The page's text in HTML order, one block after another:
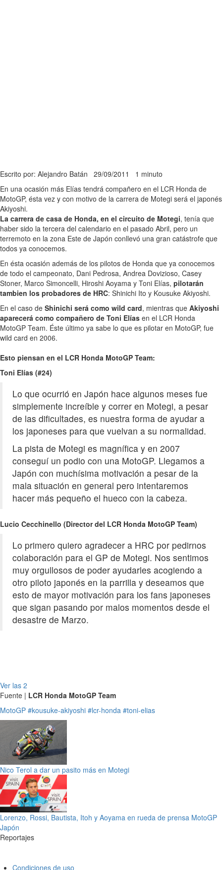
Escrito por: Alejandro Batán 29/09/2011 1 minuto
En una ocasión más Elías tendrá compañero en el LCR Honda de
MotoGP, ésta vez y con motivo de la carrera de Motegi será el japonés
Akiyoshi.
La carrera de casa de Honda, en el circuito de Motegi, tenía que
haber sido la tercera del calendario en el pasado Abril, pero un
terremoto en la zona Este de Japón conllevó una gran catástrofe que
todos ya conocemos.
En ésta ocasión además de los pilotos de Honda que ya conocemos
de todo el campeonato, Dani Pedrosa, Andrea Dovizioso, Casey
Stoner, Marco Simoncelli, Hiroshi Aoyama y Toni Elías, pilotarán
tambien los probadores de HRC: Shinichi Ito y Kousuke Akiyoshi.
En el caso de Shinichi será como wild card, mientras que Akiyoshi
aparecerá como compañero de Toni Elías en el LCR Honda
MotoGP Team. Éste último ya sabe lo que es pilotar en MotoGP, fue
wild card en 2006.
Esto piensan en el LCR Honda MotoGP Team:
Toni Elías (#24)
Lo que ocurrió en Japón hace algunos meses fue
simplemente increíble y correr en Motegi, a pesar
de las dificultades, es nuestra forma de ayudar a
los japoneses para que vuelvan a su normalidad.
La pista de Motegi es magnífica y en 2007
conseguí un podio con una MotoGP. Llegamos a
Japón con muchísima motivación a pesar de la
mala situación en general pero intentaremos
hacer más pequeño el hueco con la cabeza.
Lucio Cecchinello (Director del LCR Honda MotoGP Team)
Lo primero quiero agradecer a HRC por pedirnos
colaboración para el GP de Motegi. Nos sentimos
muy orgullosos de poder ayudarles acogiendo a
otro piloto japonés en la parrilla y deseamos que
esto de mayor motivación para los fans japoneses
que sigan pasando por malos momentos desde el
desastre de Marzo.
Ver las 2
Fuente | LCR Honda MotoGP Team
MotoGP #kousuke-akiyoshi #lcr-honda #toni-elias
Nico Terol a dar un pasito más en Motegi
Lorenzo, Rossi, Bautista, Itoh y Aoyama en rueda de prensa MotoGP
Japón
Reportajes
Condiciones de uso